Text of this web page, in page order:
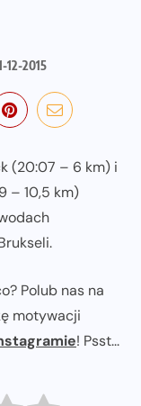
12-2015
(20:07 – 6 km) i
– 10,5 km)
Polub nas na
motywacji
! Psst...